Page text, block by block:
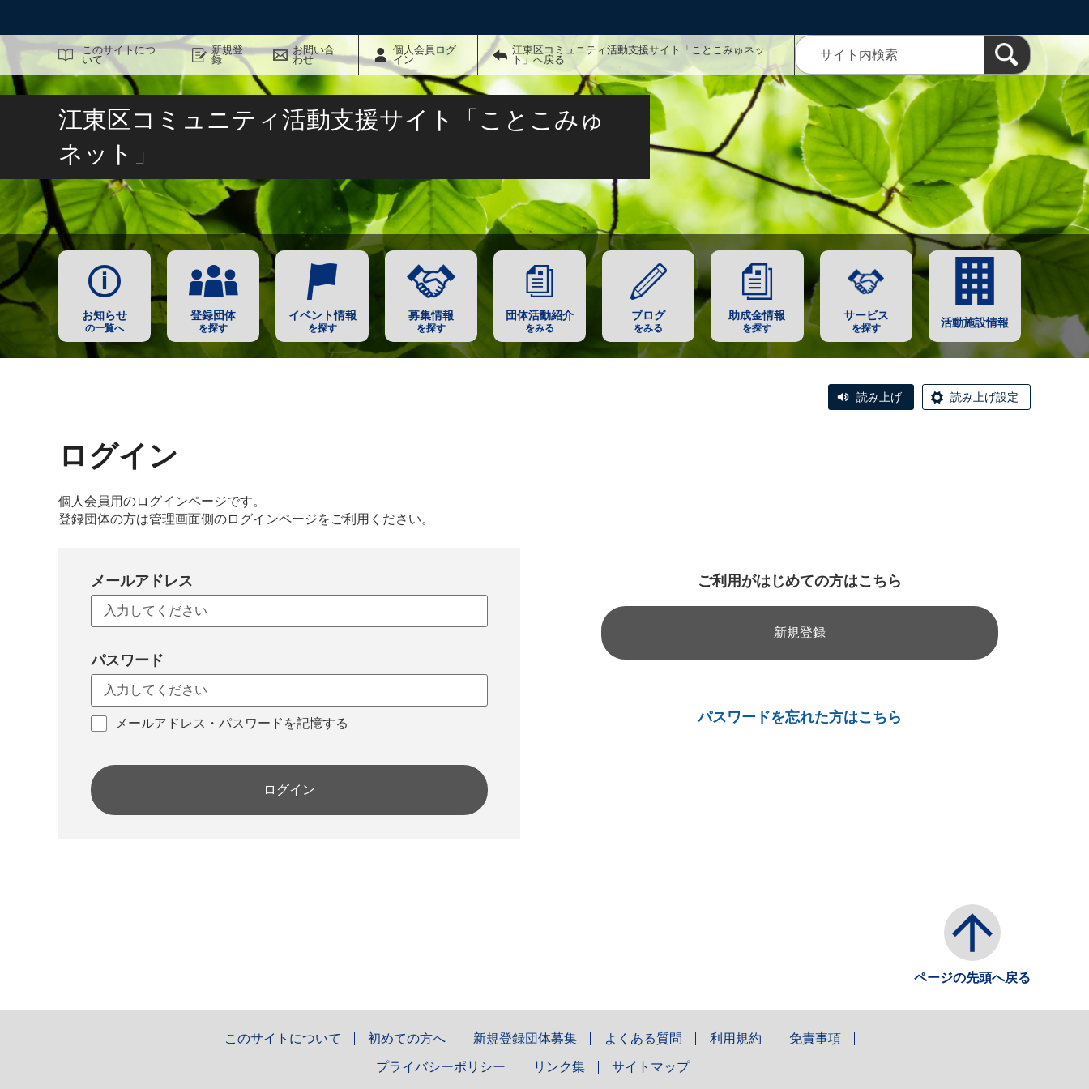
このサイトにつ
いて
新規登
録
お問い合
わせ
個人会員ログ
イン
江東区コミュニティ活動支援サイト「ことこみゅネッ
ト」へ戻る
サイト内検索
江東区コミュニティ活動支援サイト「ことこみゅ
ネット」
お知らせ
の一覧へ
登録団体
を探す
イベント情報
を探す
募集情報
を探す
団体活動紹介
をみる
ブログ
をみる
助成金情報
を探す
サービス
を探す 活動施設情報
読み上げ 読み上げ設定
ログイン
個人会員用のログインページです。
登録団体の方は管理画面側のログインページをご利用ください。
メールアドレス
パスワード
メールアドレス・パスワードを記憶する
ログイン
ご利用がはじめての方はこちら
新規登録
パスワードを忘れた方はこちら
ページの先頭へ戻る
このサイトについて 初めての方へ 新規登録団体募集 よくある質問 利用規約 免責事項
プライバシーポリシー リンク集 サイトマップ